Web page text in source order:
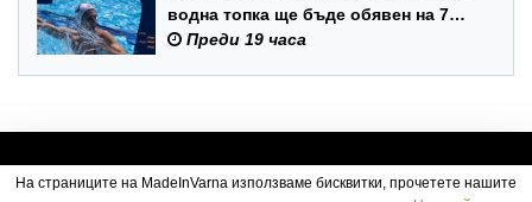
водна топка ще бъде обявен на 7
август
Преди 19 часа
На страниците на MadeInVarna използваме бисквитки, прочетете нашите